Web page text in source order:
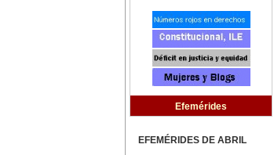
Efemérides
EFEMÉRIDES DE ABRIL